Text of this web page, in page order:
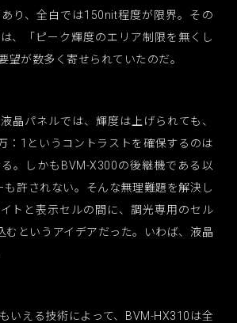
り、全白では150nit程度が限界。その
、「ピーク輝度のエリア制限を無くし
望が数多く寄せられていたのだ。
晶パネルでは、輝度は上げられても、
：1というコントラストを確保するのは
。しかもBVM-X300の後継機である以
も許されない。そんな無理難題を解決し
トと表示セルの間に、調光専用のセル
むというアイデアだった。いわば、液晶
いえる技術によって、BVM-HX310は全